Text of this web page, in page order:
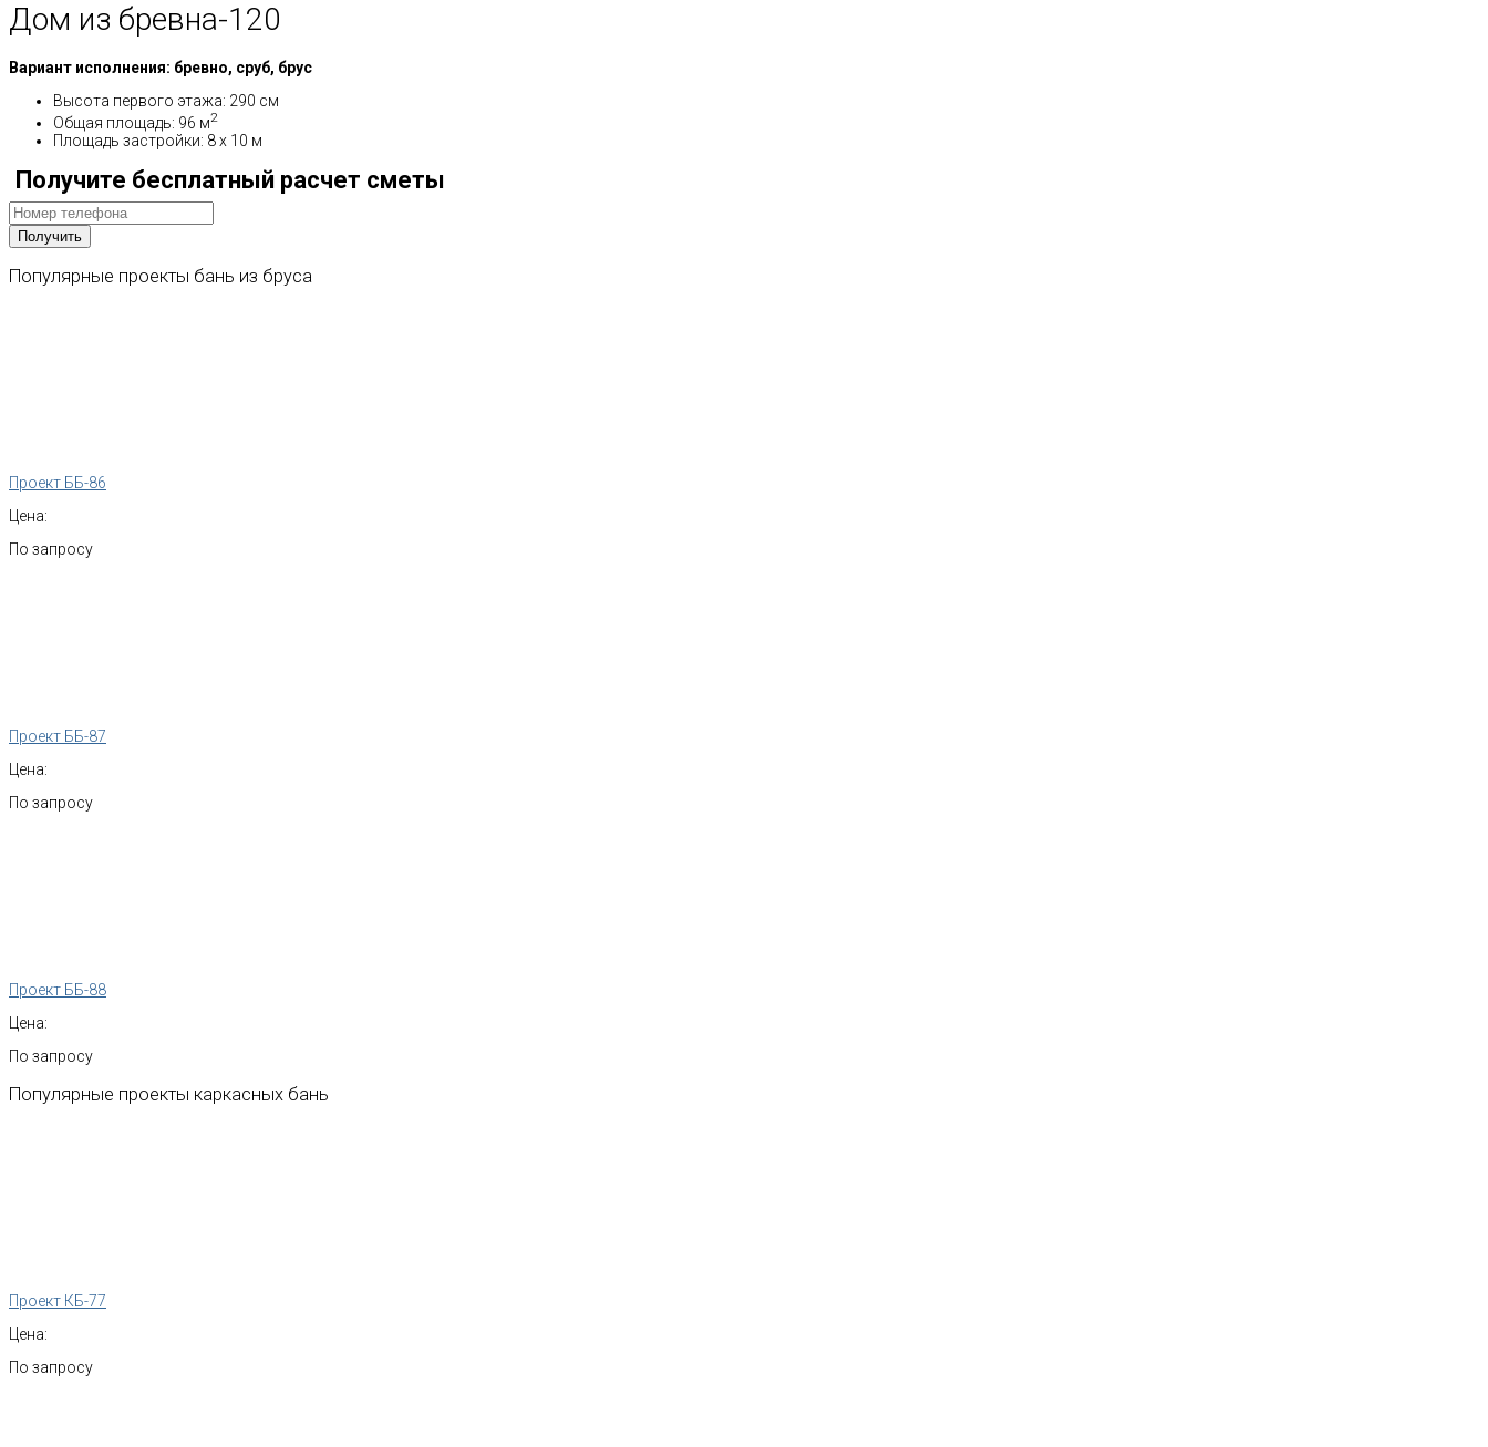
Дом из бревна-120
Вариант исполнения: бревно, сруб, брус
Высота первого этажа: 290 см
Общая площадь: 96 м2
Площадь застройки: 8 х 10 м
Получите бесплатный расчет сметы
Популярные проекты бань из бруса
Проект ББ-86
Цена:
По запросу
Проект ББ-87
Цена:
По запросу
Проект ББ-88
Цена:
По запросу
Популярные проекты каркасных бань
Проект КБ-77
Цена:
По запросу